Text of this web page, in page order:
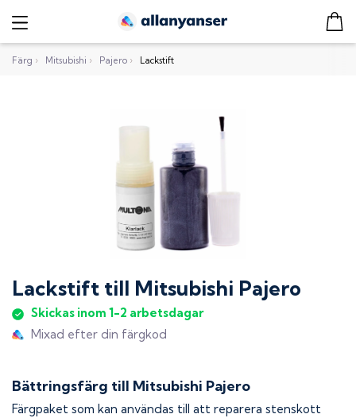
Färg › Mitsubishi › Pajero › Lackstift
Lackstift till Mitsubishi Pajero
Skickas inom 1-2 arbetsdagar
Mixad efter din färgkod
Bättringsfärg till Mitsubishi Pajero
Färgpaket som kan användas till att reparera stenskott